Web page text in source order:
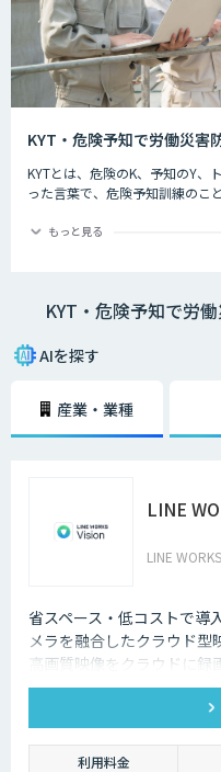
KYT・危険予知で労働災害
KYTとは、危険のK、予知のY、
った言葉で、危険予知訓練のこ
イントを指差呼称や指差唱和
もっと見る
KYT・危険予知で労
AIを探す
産業・業種
LINE
LINE
省スペース・低コストで導
メラを融合したクラウド型
高画質映像をクラウドに録
トからいつでもどこでも確
入でき、安定した品質と柔
利用料金